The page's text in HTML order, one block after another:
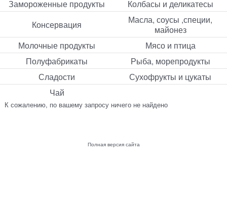
Замороженные продукты
Колбасы и деликатесы
Консервация
Масла, соусы ,специи,
майонез
Молочные продукты
Мясо и птица
Полуфабрикаты
Рыба, морепродукты
Сладости
Сухофрукты и цукаты
Чай
К сожалению, по вашему запросу ничего не найдено
Полная версия сайта